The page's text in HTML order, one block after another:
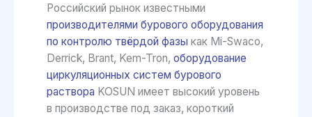
Российский рынок известными
производителями бурового оборудования
по контролю твёрдой фазы как Mi-Swaco,
Derrick, Brant, Kem-Tron, оборудование
циркуляционных систем бурового
раствора KOSUN имеет высокий уровень
в производстве под заказ, короткий